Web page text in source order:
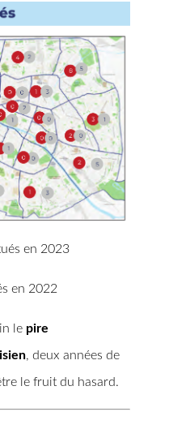
en 2023
en 2022
le pire
, deux années de
le fruit du hasard.